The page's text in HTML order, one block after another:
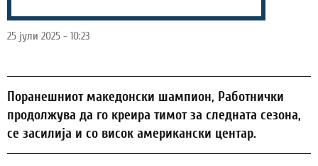
25 јули 2025 - 10:23
Поранешниот македонски шампион, Работнички
продолжува да го креира тимот за следната сезона,
се засилија и со висок американски центар.